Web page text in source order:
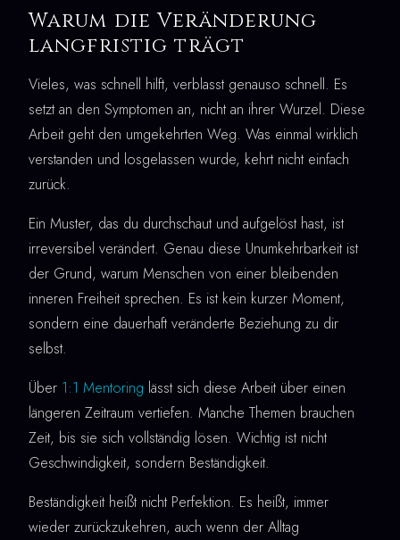
Warum die Veränderung
langfristig trägt
Vieles, was schnell hilft, verblasst genauso schnell. Es
setzt an den Symptomen an, nicht an ihrer Wurzel. Diese
Arbeit geht den umgekehrten Weg. Was einmal wirklich
verstanden und losgelassen wurde, kehrt nicht einfach
zurück.
Ein Muster, das du durchschaut und aufgelöst hast, ist
irreversibel verändert. Genau diese Unumkehrbarkeit ist
der Grund, warum Menschen von einer bleibenden
inneren Freiheit sprechen. Es ist kein kurzer Moment,
sondern eine dauerhaft veränderte Beziehung zu dir
selbst.
Über 1:1 Mentoring lässt sich diese Arbeit über einen
längeren Zeitraum vertiefen. Manche Themen brauchen
Zeit, bis sie sich vollständig lösen. Wichtig ist nicht
Geschwindigkeit, sondern Beständigkeit.
Beständigkeit heißt nicht Perfektion. Es heißt, immer
wieder zurückzukehren, auch wenn der Alltag